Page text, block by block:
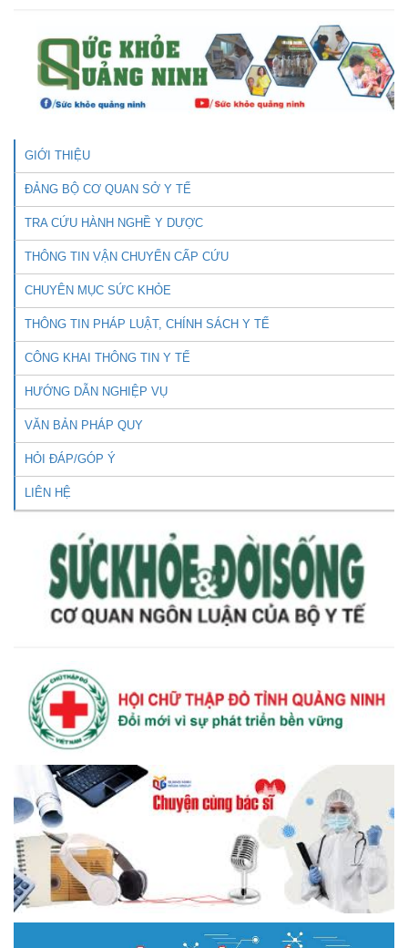
GIỚI THIỆU
ĐẢNG BỘ CƠ QUAN SỞ Y TẾ
TRA CỨU HÀNH NGHỀ Y DƯỢC
THÔNG TIN VẬN CHUYỂN CẤP CỨU
CHUYÊN MỤC SỨC KHỎE
THÔNG TIN PHÁP LUẬT, CHÍNH SÁCH Y TẾ
CÔNG KHAI THÔNG TIN Y TẾ
HƯỚNG DẪN NGHIỆP VỤ
VĂN BẢN PHÁP QUY
HỎI ĐÁP/GÓP Ý
LIÊN HỆ